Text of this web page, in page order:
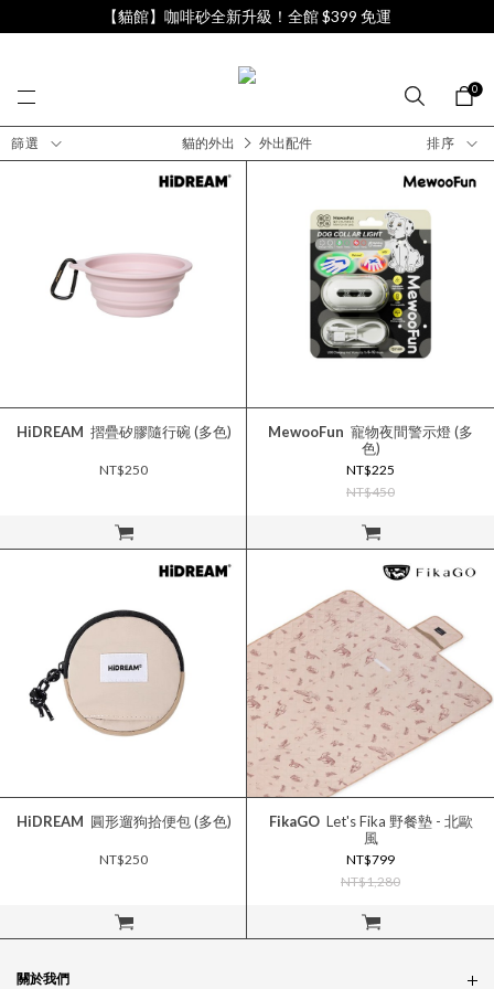
【貓館】咖啡砂全新升級！全館 $399 免運
0
篩選 排序
貓的外出 外出配件
立即購買
HiDREAM 摺疊矽膠隨行碗 (多色)
NT$250
立即購買
MewooFun
色)
NT$225
NT$450
立即購買
HiDREAM 圓形遛狗拾便包 (多色)
NT$250
立即購買
FikaGOLet's Fika 野餐墊 - 北歐
風
NT$799
NT$1,280
關於我們